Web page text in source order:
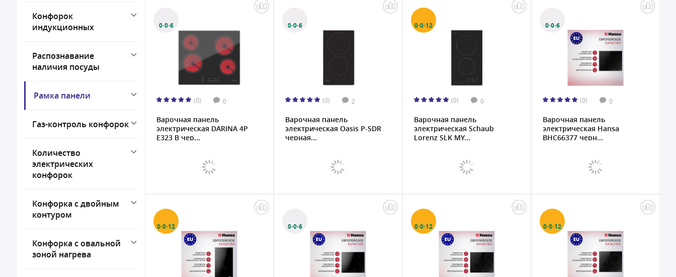
Конфорок
индукционных
Распознавание
наличия посуды
Рамка панели
Газ-контроль конфорок
Количество
электрических
конфорок
Конфорка с двойным
контуром
Конфорка с овальной
зоной нагрева
0·0·6
(0) 0
Варочная панель
электрическая DARINA 4P
E323 B чер...
0·0·6
(0) 2
Варочная панель
электрическая Oasis P-SDR
черная...
0·0·12
(0) 0
Варочная панель
электрическая Schaub
Lorenz SLK MY...
0·0·6
(0) 0
Варочная панель
электрическая Hansa
BHC66377 черн...
0·0·12 0·0·6 0·0·12 0·0·12